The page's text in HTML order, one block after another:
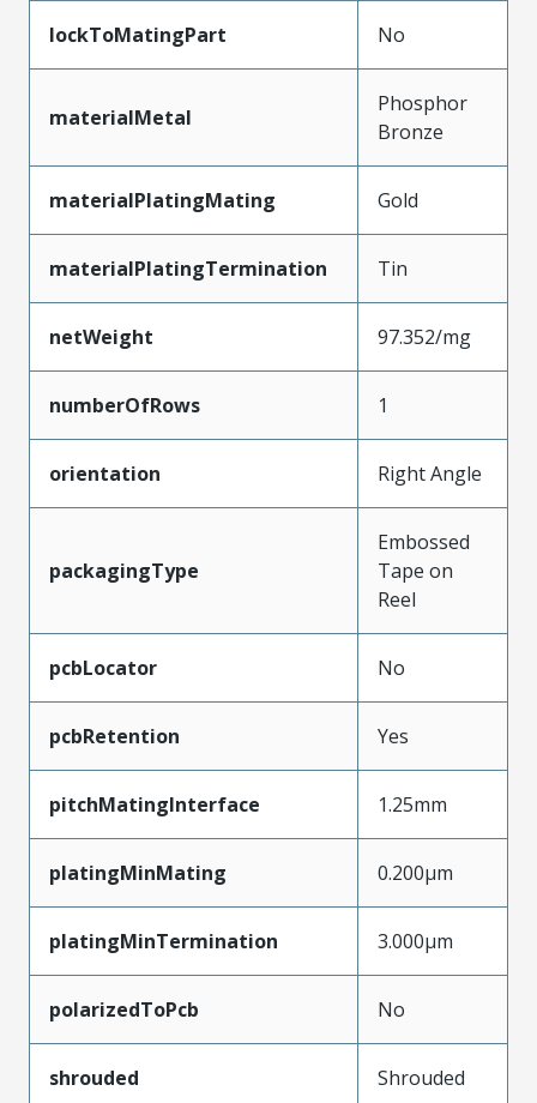
lockToMatingPart No
materialMetal
Phosphor
Bronze
materialPlatingMating Gold
materialPlatingTermination Tin
netWeight 97.352/mg
numberOfRows 1
orientation Right Angle
packagingType
Embossed
Tape on
Reel
pcbLocator No
pcbRetention Yes
pitchMatingInterface 1.25mm
platingMinMating 0.200µm
platingMinTermination 3.000µm
polarizedToPcb No
shrouded Shrouded